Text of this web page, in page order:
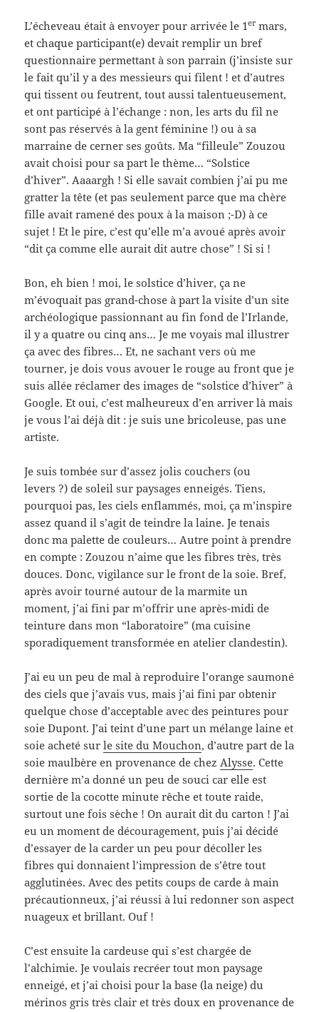
L’écheveau était à envoyer pour arrivée le 1er mars,
et chaque participant(e) devait remplir un bref
questionnaire permettant à son parrain (j’insiste sur
le fait qu’il y a des messieurs qui filent ! et d’autres
qui tissent ou feutrent, tout aussi talentueusement,
et ont participé à l’échange : non, les arts du fil ne
sont pas réservés à la gent féminine !) ou à sa
marraine de cerner ses goûts. Ma “filleule” Zouzou
avait choisi pour sa part le thème… “Solstice
d’hiver”. Aaaargh ! Si elle savait combien j’ai pu me
gratter la tête (et pas seulement parce que ma chère
fille avait ramené des poux à la maison ;-D) à ce
sujet ! Et le pire, c’est qu’elle m’a avoué après avoir
“dit ça comme elle aurait dit autre chose” ! Si si !
Bon, eh bien ! moi, le solstice d’hiver, ça ne
m’évoquait pas grand-chose à part la visite d’un site
archéologique passionnant au fin fond de l’Irlande,
il y a quatre ou cinq ans… Je me voyais mal illustrer
ça avec des fibres… Et, ne sachant vers où me
tourner, je dois vous avouer le rouge au front que je
suis allée réclamer des images de “solstice d’hiver” à
Google. Et oui, c’est malheureux d’en arriver là mais
je vous l’ai déjà dit : je suis une bricoleuse, pas une
artiste.
Je suis tombée sur d’assez jolis couchers (ou
levers ?) de soleil sur paysages enneigés. Tiens,
pourquoi pas, les ciels enflammés, moi, ça m’inspire
assez quand il s’agit de teindre la laine. Je tenais
donc ma palette de couleurs… Autre point à prendre
en compte : Zouzou n’aime que les fibres très, très
douces. Donc, vigilance sur le front de la soie. Bref,
après avoir tourné autour de la marmite un
moment, j’ai fini par m’offrir une après-midi de
teinture dans mon “laboratoire” (ma cuisine
sporadiquement transformée en atelier clandestin).
J’ai eu un peu de mal à reproduire l’orange saumoné
des ciels que j’avais vus, mais j’ai fini par obtenir
quelque chose d’acceptable avec des peintures pour
soie Dupont. J’ai teint d’une part un mélange laine et
soie acheté surle site du Mouchon, d’autre part de la
soie maulbère en provenance de chez Alysse. Cette
dernière m’a donné un peu de souci car elle est
sortie de la cocotte minute rêche et toute raide,
surtout une fois sèche ! On aurait dit du carton ! J’ai
eu un moment de découragement, puis j’ai décidé
d’essayer de la carder un peu pour décoller les
fibres qui donnaient l’impression de s’être tout
agglutinées. Avec des petits coups de carde à main
précautionneux, j’ai réussi à lui redonner son aspect
nuageux et brillant. Ouf !
C’est ensuite la cardeuse qui s’est chargée de
l’alchimie. Je voulais recréer tout mon paysage
enneigé, et j’ai choisi pour la base (la neige) du
mérinos gris très clair et très doux en provenance de